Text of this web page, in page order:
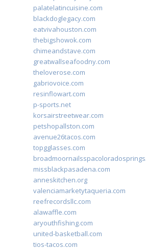
palatelatincuisine.com
blackdoglegacy.com
eatvivahouston.com
thebigshowok.com
chimeandstave.com
greatwallseafoodny.com
theloverose.com
gabriovoice.com
resinflowart.com
p-sports.net
korsairstreetwear.com
petshopallston.com
avenue26tacos.com
topgglasses.com
missblackpasadena.com
anneskitchen.org
valenciamarketytaqueria.com
reefrecordsllc.com
alawaffle.com
aryouthfishing.com
united-basketball.com
tios-tacos.com